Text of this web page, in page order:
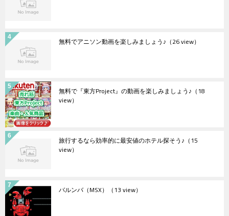
無料でアニソン動画を楽しみましょう♪ （26 view）
無料で『東方Project』の動画を楽しみましょう♪ （18
view）
旅行するなら効率的に最安値のホテル探そう♪ （15
view）
バルンバ（MSX） （13 view）